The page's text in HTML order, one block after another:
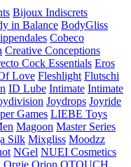
Bijoux Indiscrets
in Balance BodyGliss
Cobeco
Creative Conceptions
Cock Essentials Eros
Love Fleshlight Flutschi
ID Lube Intimate Intimate
Joydrops Joyride
Games LIEBE Toys
Magoon Master Series
Silk Mixgliss Moodzz
NGel NUEI Cosmetics
Orgie Orion OTOUCH